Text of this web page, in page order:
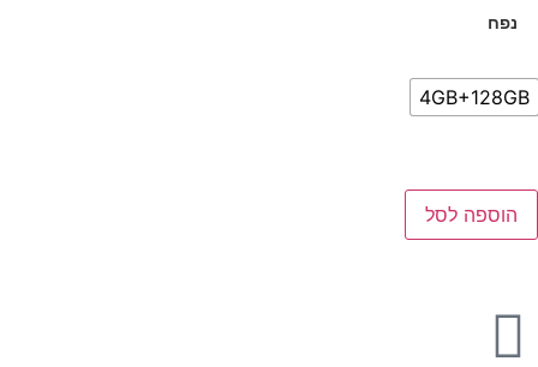
נפח
4GB+128GB
הוספה לסל